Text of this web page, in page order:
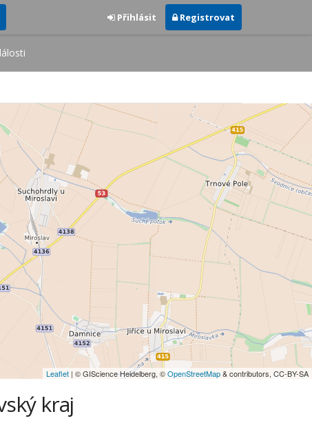
Přihlásit Registrovat
Leaflet | © GIScience Heidelberg, ©OpenStreetMap& contributors, CC-BY-SA
kraj